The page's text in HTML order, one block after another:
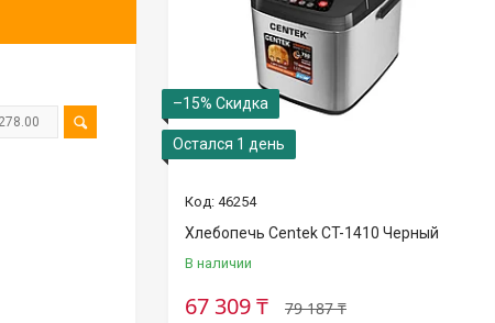
–15%
Остался 1 день
46254
Хлебопечь Centek CT-1410 Черный
В наличии
79 187 ₸
67 309 ₸